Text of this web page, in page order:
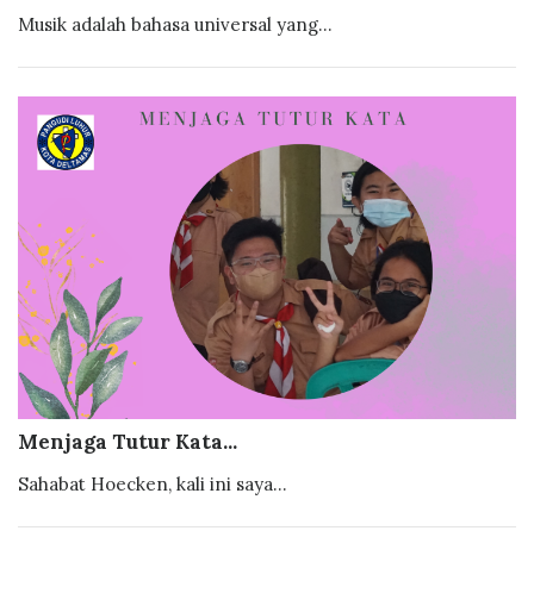
Musik adalah bahasa universal yang...
Menjaga Tutur Kata...
Sahabat Hoecken, kali ini saya...